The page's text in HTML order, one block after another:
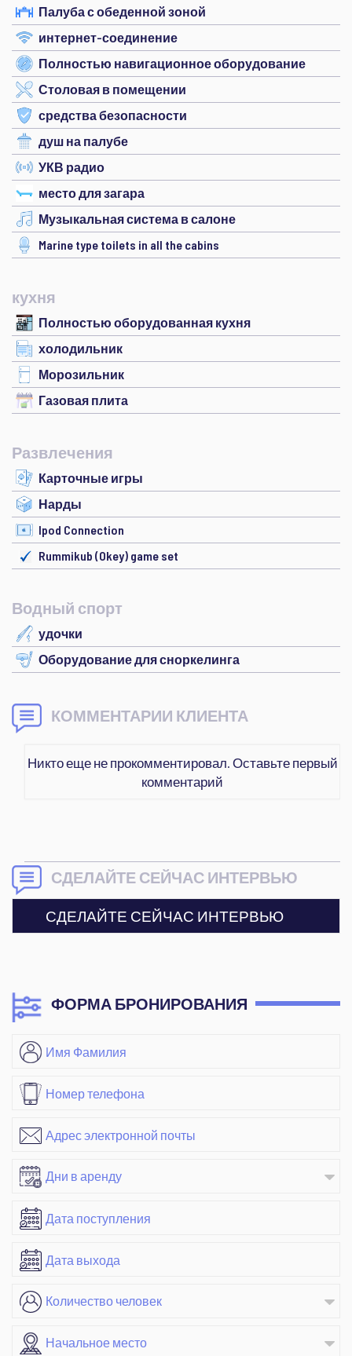
Палуба с обеденной зоной
интернет-соединение
Полностью навигационное оборудование
Столовая в помещении
средства безопасности
душ на палубе
УКВ радио
место для загара
Музыкальная система в салоне
Marine type toilets in all the cabins
кухня
Полностью оборудованная кухня
холодильник
Морозильник
Газовая плита
Развлечения
Карточные игры
Нарды
Ipod Connection
Rummikub (Okey) game set
Водный спорт
удочки
Оборудование для сноркелинга
КОММЕНТАРИИ КЛИЕНТА
Никто еще не прокомментировал. Оставьте первый
комментарий
СДЕЛАЙТЕ СЕЙЧАС ИНТЕРВЬЮ
СДЕЛАЙТЕ СЕЙЧАС ИНТЕРВЬЮ
ФОРМА БРОНИРОВАНИЯ